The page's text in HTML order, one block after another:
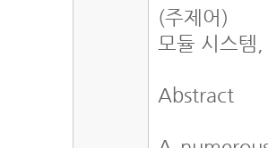
(주제어)
모듈 시스템
Abstract